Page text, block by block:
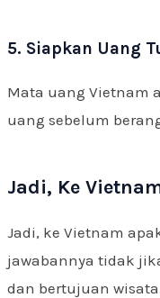
5. Siapkan Uang
Mata uang Vietnam
uang sebelum
Jadi, Ke
Jadi, ke Vietnam
jawabannya tidak
dan bertujuan